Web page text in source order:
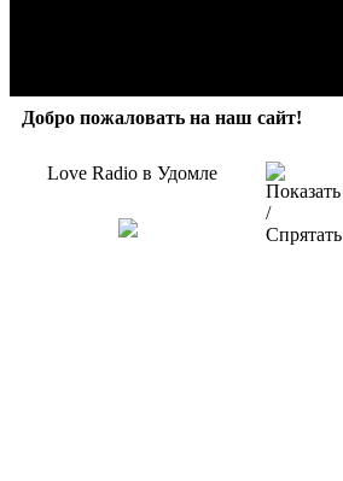
Добро пожаловать на наш сайт!
Love Radio в Удомле